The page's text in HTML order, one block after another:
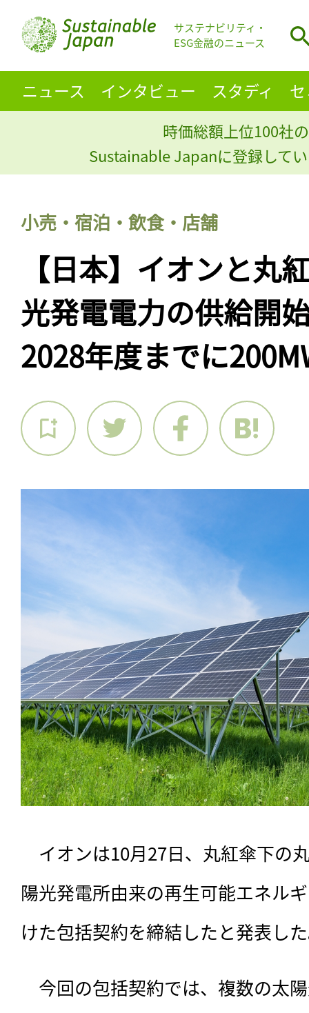
サステナビリティ・
ESG金融のニュース
ニュース インタビュー スタディ
時価総額上位100社
Sustainable Japanに登録して
小売・宿泊・飲食・店舗
【日本】イオンと丸
光発電電力の供給開
2028年度までに
イオンは10月27日、丸紅傘下の
陽光発電所由来の再生可能エネル
けた包括契約を締結したと発表し
今回の包括契約では、複数の太